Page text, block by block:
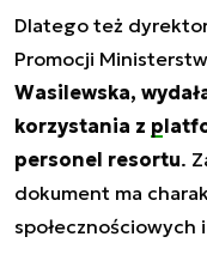
Dlatego też
Promocji
Wasilewska,
korzystania z
personel resortu.
dokument ma
społecznościowych